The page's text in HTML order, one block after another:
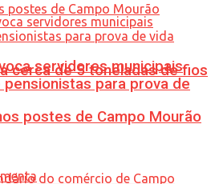
cerca de 5 toneladas de fios
postes de Campo Mourão
servidores municipais
para prova de